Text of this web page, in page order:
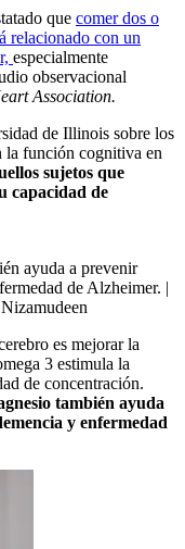
que comer dos o
relacionado con un
especialmente
observacional
Association.
de Illinois sobre los
la función cognitiva en
sujetos que
capacidad de
ayuda a prevenir
de Alzheimer. |
es mejorar la
3 estimula la
de concentración.
también ayuda
y enfermedad